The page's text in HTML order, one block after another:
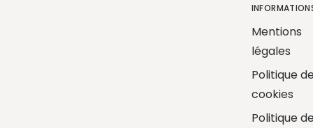
Mentions
légales
Politique
cookies
Politique